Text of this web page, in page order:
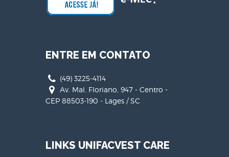
ENTRE EM CONTATO
(49) 3225-4114
Av. Mal. Floriano, 947 - Centro -
CEP 88503-190 - Lages / SC
LINKS UNIFACVEST CARE